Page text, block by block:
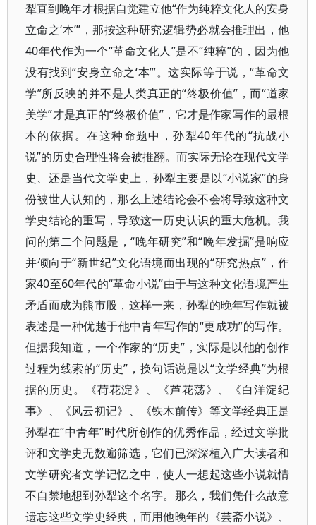
犁直到晚年才根据自觉建立他“作为纯粹文化人的安身
立命之‘本’”，那按这种研究逻辑势必就会推理出，他
40年代作为一个“革命文化人”是不“纯粹”的，因为他
没有找到“安身立命之‘本’”。这实际等于说，“革命文
学”所反映的并不是人类真正的“终极价值”，而“道家
美学”才是真正的“终极价值”，它才是作家写作的最根
本的依据。在这种命题中，孙犁40年代的“抗战小
说”的历史合理性将会被推翻。而实际无论在现代文学
史、还是当代文学史上，孙犁主要是以“小说家”的身
份被世人认知的，那么上述结论会不会将导致这种文
学史结论的重写，导致这一历史认识的重大危机。我
问的第二个问题是，“晚年研究”和“晚年发掘”是响应
并倾向于“新世纪”文化语境而出现的“研究热点”，作
家40至60年代的“革命小说”由于与这种文化语境产生
矛盾而成为熊市股，这样一来，孙犁的晚年写作就被
表述是一种优越于他中青年写作的“更成功”的写作。
但据我知道，一个作家的“历史”，实际是以他的创作
过程为线索的“历史”，换句话说是以“文学经典”为根
据的历史。《荷花淀》、《芦花荡》、《白洋淀纪
事》、《风云初记》、《铁木前传》等文学经典正是
孙犁在“中青年”时代所创作的优秀作品，经过文学批
评和文学史无数遍筛选，它们已深深植入广大读者和
文学研究者文学记忆之中，使人一想起这些小说就情
不自禁地想到孙犁这个名字。那么，我们凭什么故意
遗忘这些文学史经典，而用他晚年的《芸斋小说》、